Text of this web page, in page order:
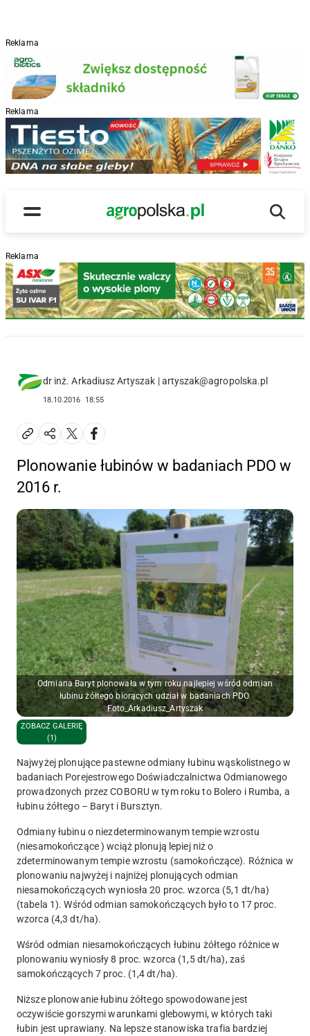
Reklama
Reklama
Menu
Main Logo
Reklama
dr inż. Arkadiusz Artyszak | artyszak@agropolska.pl
18.10.2016 18:55
Plonowanie łubinów w badaniach PDO w
2016 r.
Odmiana Baryt plonowała w tym roku najlepiej wśród odmian
łubinu żółtego biorących udział w badaniach PDO.
Foto_Arkadiusz_Artyszak
ZOBACZ GALERIĘ
(1)
Najwyżej plonujące pastewne odmiany łubinu wąskolistnego w
badaniach Porejestrowego Doświadczalnictwa Odmianowego
prowadzonych przez COBORU w tym roku to Bolero i Rumba, a
łubinu żółtego – Baryt i Bursztyn.
Odmiany łubinu o niezdeterminowanym tempie wzrostu
(niesamokończące ) wciąż plonują lepiej niż o
zdeterminowanym tempie wzrostu (samokończące). Różnica w
plonowaniu najwyżej i najniżej plonujących odmian
niesamokończących wyniosła 20 proc. wzorca (5,1 dt/ha)
(tabela 1). Wśród odmian samokończących było to 17 proc.
wzorca (4,3 dt/ha).
Wśród odmian niesamokończących łubinu żółtego różnice w
plonowaniu wyniosły 8 proc. wzorca (1,5 dt/ha), zaś
samokończących 7 proc. (1,4 dt/ha).
Niższe plonowanie łubinu żółtego spowodowane jest
oczywiście gorszymi warunkami glebowymi, w których taki
łubin jest uprawiany. Na lepsze stanowiska trafia bardziej